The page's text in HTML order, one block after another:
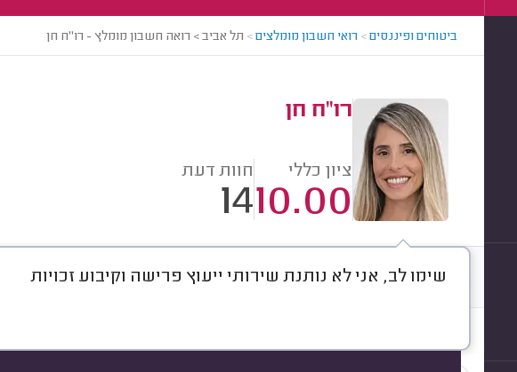
ביטוחים ופיננסים> רואי חשבון מומלצים> תל אביב > רואה חשבון מומלץ - רו"ח חן
רו"ח חן
ציון כללי
10.00
חוות דעת
14
שימו לב, אני לא נותנת שירותי ייעוץ פרישה וקיבוע זכויות
דברו איתי חוות דעת ממוצע רישוי ותעודות